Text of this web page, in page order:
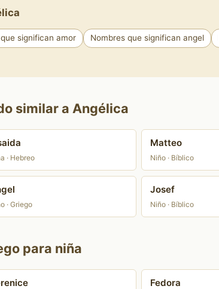
significan amor Nombres que significan angel
similar a Angélica
· Hebreo
Matteo
Niño · Bíblico
· Griego
Josef
Niño · Bíblico
para niña
Fedora